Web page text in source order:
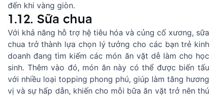
đến khi vàng giòn.
1.12. Sữa chua
Với khả năng hỗ trợ hệ tiêu hóa và củng cố xương, sữa
chua trở thành lựa chọn lý tưởng cho các bạn trẻ kinh
doanh đang tìm kiếm các món ăn vặt dễ làm cho học
sinh. Thêm vào đó, món ăn này có thể được biến tấu
với nhiều loại topping phong phú, giúp làm tăng hương
vị và sự hấp dẫn, khiến cho mỗi bữa ăn vặt trở nên thú